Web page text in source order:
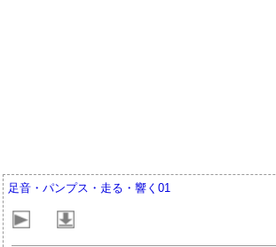
足音・パンプス・走る・響く01